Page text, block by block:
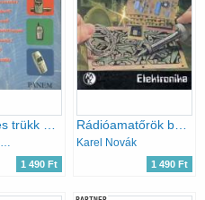
Rostislav Kocman
1 490 Ft
Rádióamatőrök barkácskönyve
Karel Novák
1 490 Ft